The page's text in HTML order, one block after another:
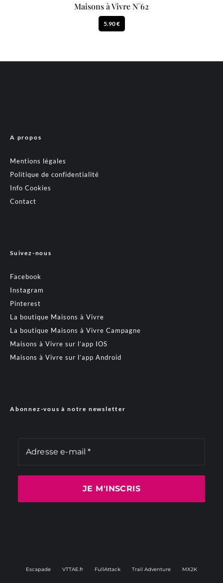
Maisons à Vivre N°62
5.90 €
A propos
Mentions légales
Politique de confidentialité
Info Cookies
Contact
Suivez-nous
Facebook
Instagram
Pinterest
La boutique Maisons à Vivre
La boutique Maisons à Vivre Campagne
Maisons à Vivre sur l’app IOS
Maisons à Vivre sur l’app Android
Abonnez-vous à notre newsletter
Escapade VTTAE.fr FullAttack Trail Adventure MX2K